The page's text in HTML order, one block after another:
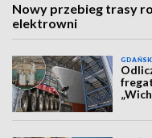
Nowy przebieg trasy
elektrowni
GDAŃSK